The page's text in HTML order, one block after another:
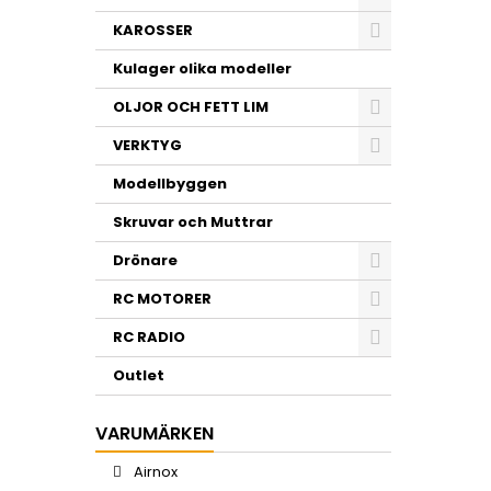
KAROSSER
Kulager olika modeller
OLJOR OCH FETT LIM
VERKTYG
Modellbyggen
Skruvar och Muttrar
Drönare
RC MOTORER
RC RADIO
Outlet
VARUMÄRKEN
Airnox